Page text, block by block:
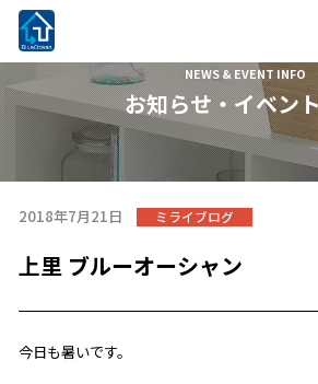
NEWS & EVENT INFO
お知らせ・イベン
2018年7月21日 ミライブログ
上里 ブルーオーシャン
今日も暑いです。